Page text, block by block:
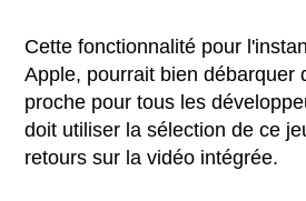
Cette fonctionnalité pour
Apple, pourrait bien débarquer
proche pour tous les
doit utiliser la sélection de ce
retours sur la vidéo intégrée.